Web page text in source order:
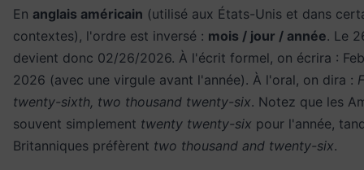
En anglais américain (utilisé aux États-Unis et dans
contextes), l'ordre est inversé : mois / jour / année. Le
devient donc 02/26/2026. À l'écrit formel, on écrira :
2026 (avec une virgule avant l'année). À l'oral, on dira :
twenty-sixth, two thousand twenty-six. Notez que les
souvent simplement twenty twenty-six pour l'année,
Britanniques préfèrent two thousand and twenty-six.